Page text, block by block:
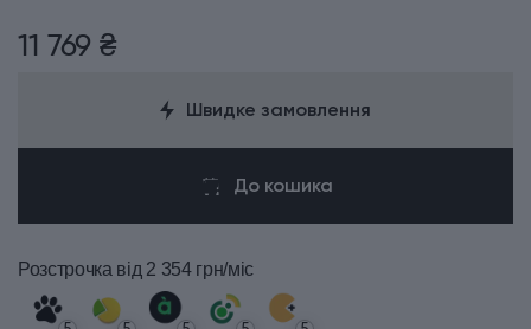
11 769 ₴
Швидке замовлення
До кошика
Розстрочка від 2 354 грн/міс